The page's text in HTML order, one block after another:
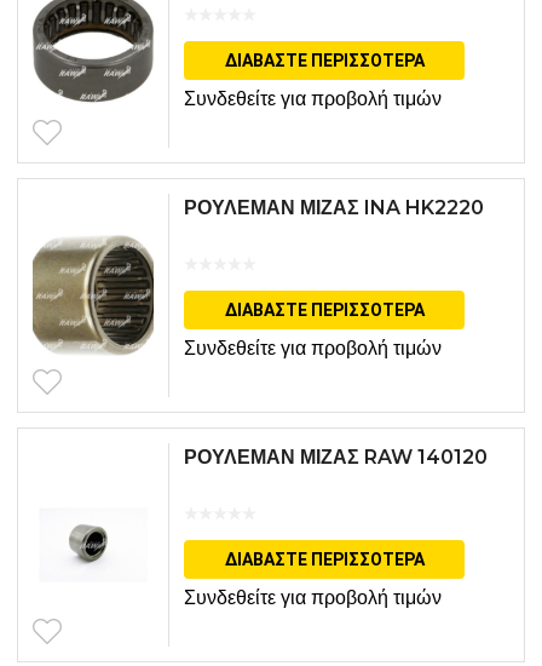
ΔΙΑΒΆΣΤΕ ΠΕΡΙΣΣΌΤΕΡΑ
Συνδεθείτε για προβολή τιμών
ΡΟΥΛΕΜΑΝ ΜΙΖΑΣ INA HK2220
ΔΙΑΒΆΣΤΕ ΠΕΡΙΣΣΌΤΕΡΑ
Συνδεθείτε για προβολή τιμών
ΡΟΥΛΕΜΑΝ ΜΙΖΑΣ RAW 140120
ΔΙΑΒΆΣΤΕ ΠΕΡΙΣΣΌΤΕΡΑ
Συνδεθείτε για προβολή τιμών